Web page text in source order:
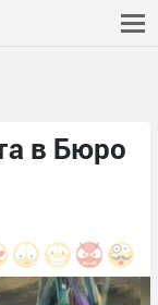
в Бюро